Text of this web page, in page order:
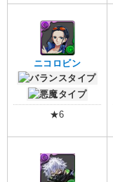
ニコロビン
★6